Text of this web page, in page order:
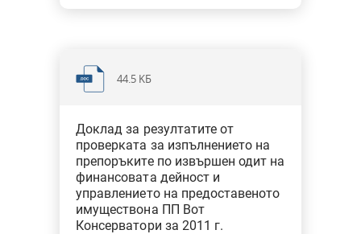
44.5 KБ
Доклад за резултатите от
проверката за изпълнението на
препоръките по извършен одит на
финансовата дейност и
управлението на предоставеното
имуществона ПП Вот
Консерватори за 2011 г.